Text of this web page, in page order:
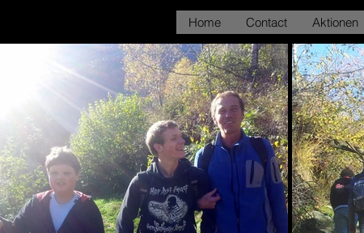
Home Contact Aktionen